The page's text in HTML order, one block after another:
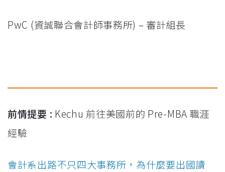
PwC (資誠聯合會計師事務所) – 審計組長
前情提要 : Kechu 前往美國前的 Pre-MBA 職涯
經驗
會計系出路不只四大事務所，為什麼要出國讀